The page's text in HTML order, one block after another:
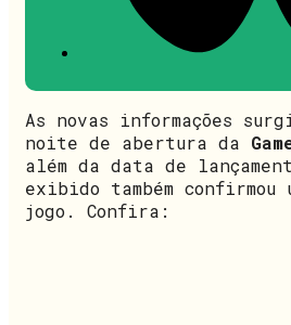
As novas informações
noite de abertura da
além da data de
exibido também confirmou
jogo. Confira: